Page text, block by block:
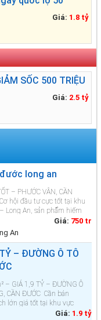
Giá: 1.8 tỷ
SỐC 500 TRIỆU
Giá: 2.5 tỷ
long an
– PHƯỚC VÂN, CẦN
hội đầu tư cực tốt tại khu
Long An, sản phẩm hiếm
tư hoặc xây nhà bán...
Giá: 750 tr
An
– ĐƯỜNG Ô TÔ
– GIÁ 1,9 TỶ – ĐƯỜNG Ô
CẦN ĐƯỚC Cần bán
lớn giá tốt tại khu vực
Giá: 1.9 tỷ